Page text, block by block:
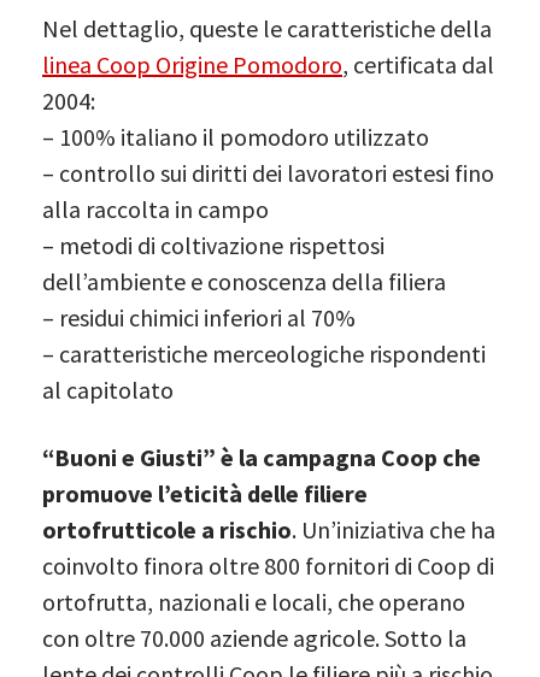
Nel dettaglio, queste le caratteristiche della
linea Coop Origine Pomodoro, certificata dal
2004:
– 100% italiano il pomodoro utilizzato
– controllo sui diritti dei lavoratori estesi fino
alla raccolta in campo
– metodi di coltivazione rispettosi
dell’ambiente e conoscenza della filiera
– residui chimici inferiori al 70%
– caratteristiche merceologiche rispondenti
al capitolato
“Buoni e Giusti” è la campagna Coop che
promuove l’eticità delle filiere
ortofrutticole a rischio. Un’iniziativa che ha
coinvolto finora oltre 800 fornitori di Coop di
ortofrutta, nazionali e locali, che operano
con oltre 70.000 aziende agricole. Sotto la